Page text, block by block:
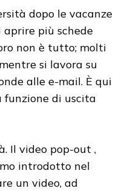
dopo le vacanze
più schede
non è tutto; molti
si lavora su
alle e-mail. È qui
funzione di uscita
Il video pop-out ,
introdotto nel
un video, ad